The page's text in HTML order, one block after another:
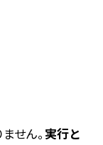
せん。 実行と